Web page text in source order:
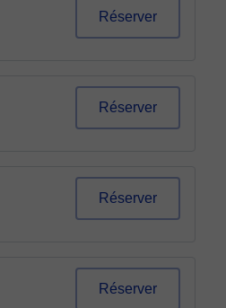
Réserver
Réserver
Réserver
Réserver